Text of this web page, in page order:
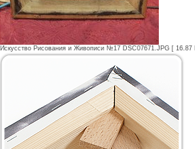
Искусство Рисования и Живописи №17 DSC07671.JPG [ 16.87